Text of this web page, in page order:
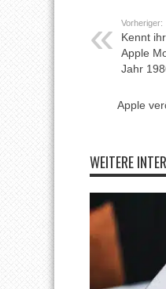
Vorheriger:
Kennt
Apple
Jahr
Apple
WEITERE